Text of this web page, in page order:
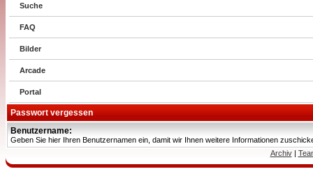
Suche
FAQ
Bilder
Arcade
Portal
Passwort vergessen
Benutzername:
Geben Sie hier Ihren Benutzernamen ein, damit wir Ihnen weitere Informationen
Archiv|